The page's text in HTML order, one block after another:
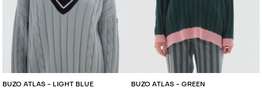
BUZO ATLAS - LIGHT BLUE BUZO ATLAS - GREEN